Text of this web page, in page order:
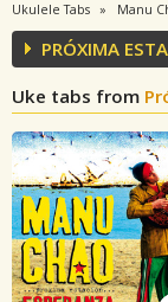
Ukulele Tabs Manu
PRÓXIMA
Uke tabs from